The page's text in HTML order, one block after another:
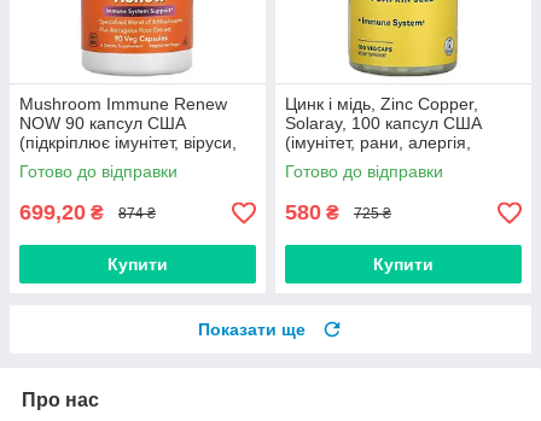
Mushroom Immune Renew
NOW 90 капсул США
(підкріплює імунітет, віруси,
грибки, астрагал, кордицепс,
рейші)
Готово до відправки
699,20 ₴ 874 ₴
Купити
Цинк і мідь, Zinc Copper,
Solaray, 100 капсул США
(імунітет, рани, алергія,
віруси, анемія, грип, вітиліго)
Готово до відправки
580 ₴ 725 ₴
Купити
Показати ще
Про нас